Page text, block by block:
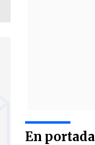
En portada